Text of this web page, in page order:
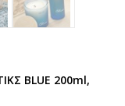
BLUE 200ml,